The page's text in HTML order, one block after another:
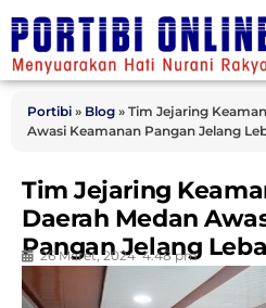
Portibi » Blog » Tim Jejaring
Awasi Keamanan Pangan Jelang
Tim Jejaring
Daerah Medan
Pangan Jelang
26 Maret, 2024 4:48 pm